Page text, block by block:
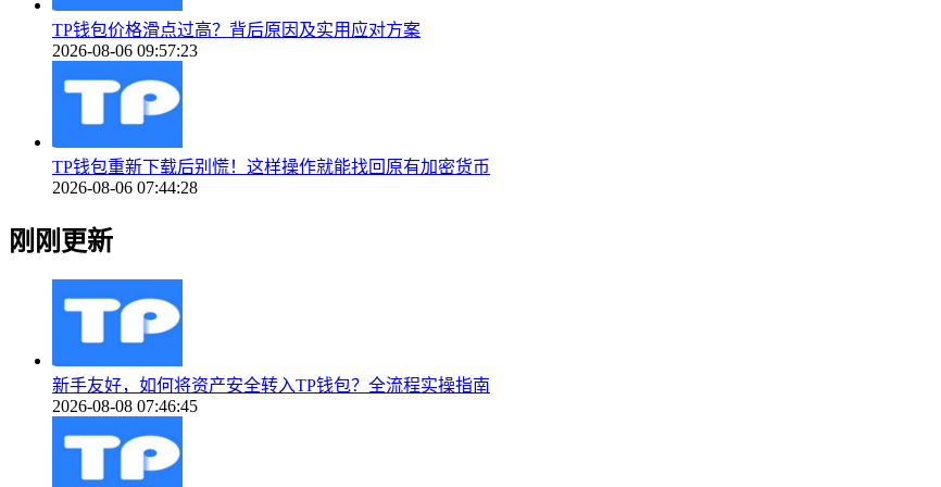
TP钱包价格滑点过高？背后原因及实用应对方案
2026-08-06 09:57:23
TP钱包重新下载后别慌！这样操作就能找回原有加密货币
2026-08-06 07:44:28
刚刚更新
新手友好，如何将资产安全转入TP钱包？全流程实操指南
2026-08-08 07:46:45